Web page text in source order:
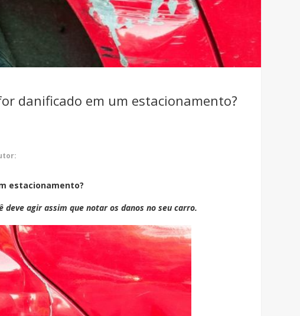
danificado em um estacionamento?
estacionamento?
deve agir assim que notar os danos no seu carro.